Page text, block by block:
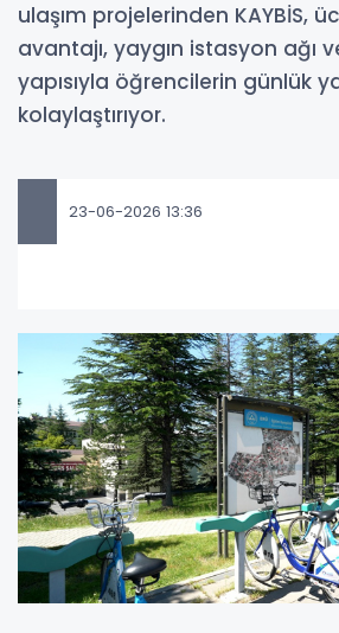
ulaşım projelerinden KAYBİS,
avantajı, yaygın istasyon ağı
yapısıyla öğrencilerin günlük
kolaylaştırıyor.
23-06-2026 13:36